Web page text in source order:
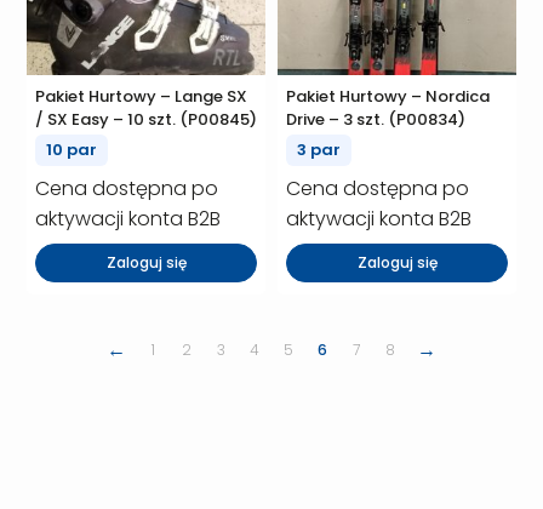
Pakiet Hurtowy – Lange SX
/ SX Easy – 10 szt. (P00845)
10 par
Cena dostępna po
aktywacji konta B2B
Zaloguj się
Pakiet Hurtowy – Nordica
Drive – 3 szt. (P00834)
3 par
Cena dostępna po
aktywacji konta B2B
Zaloguj się
← 1 2 3 4 5 6 7 8 →